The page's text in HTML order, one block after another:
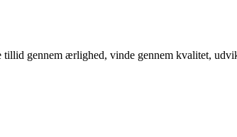
gennem ærlighed, vinde gennem kvalitet,